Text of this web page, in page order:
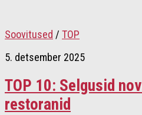
Soovitused / TOP
5. detsember 2025
TOP 10: Selgusid
restoranid